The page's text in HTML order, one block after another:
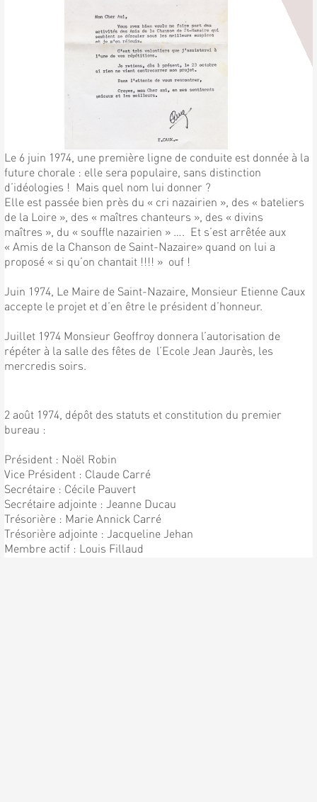
Le 6 juin 1974, une première ligne de conduite est donnée à la
future chorale : elle sera populaire, sans distinction
d’idéologies ! Mais quel nom lui donner ?
Elle est passée bien près du « cri nazairien », des « bateliers
de la Loire », des « maîtres chanteurs », des « divins
maîtres », du « souffle nazairien » …. Et s’est arrêtée aux
« Amis de la Chanson de Saint-Nazaire» quand on lui a
proposé « si qu’on chantait !!!! » ouf !
Juin 1974, Le Maire de Saint-Nazaire, Monsieur Etienne Caux
accepte le projet et d’en être le président d’honneur.
Juillet 1974 Monsieur Geoffroy donnera l’autorisation de
répéter à la salle des fêtes de l’Ecole Jean Jaurès, les
mercredis soirs.
2 août 1974, dépôt des statuts et constitution du premier
bureau :
Président : Noël Robin
Vice Président : Claude Carré
Secrétaire : Cécile Pauvert
Secrétaire adjointe : Jeanne Ducau
Trésorière : Marie Annick Carré
Trésorière adjointe : Jacqueline Jehan
Membre actif : Louis Fillaud